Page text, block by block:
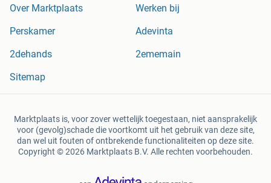
Over Marktplaats
Werken bij
Perskamer
Adevinta
2dehands
2ememain
Sitemap
Marktplaats is, voor zover wettelijk toegestaan, niet aansprakelijk
voor (gevolg)schade die voortkomt uit het gebruik van deze site,
dan wel uit fouten of ontbrekende functionaliteiten op deze site.
Copyright © 2026 Marktplaats B.V. Alle rechten voorbehouden.